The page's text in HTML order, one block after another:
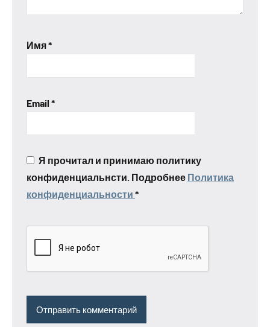
Имя*
Email *
Я прочитал и принимаю политику
конфиденциальнсти. Подробнее Политика
конфиденциальности *